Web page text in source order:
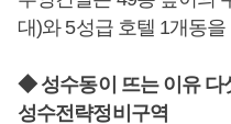
대)와 5성급 호텔 1개동
◆ 성수동이 뜨는 이유 다
성수전략정비구역